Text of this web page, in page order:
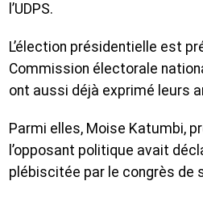
l’UDPS.
L’élection présidentielle est
Commission électorale
ont aussi déjà exprimé leurs
Parmi elles, Moise Katumbi,
l’opposant politique avait
plébiscitée par le congrès de